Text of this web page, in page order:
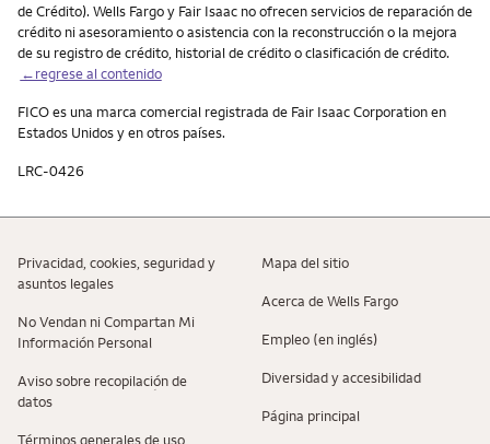
de Crédito). Wells Fargo y Fair Isaac no ofrecen servicios de reparación de
crédito ni asesoramiento o asistencia con la reconstrucción o la mejora
de su registro de crédito, historial de crédito o clasificación de crédito.
←regrese al contenido
FICO es una marca comercial registrada de Fair Isaac Corporation en
Estados Unidos y en otros países.
LRC-0426
Privacidad, cookies, seguridad y
asuntos legales
No Vendan ni Compartan Mi
Información Personal
Aviso sobre recopilaciؚón de
datos
Términos generales de uso
Mapa del sitio
Acerca de Wells Fargo
Empleo (en inglés)
Diversidad y accesibilidad
Página principal